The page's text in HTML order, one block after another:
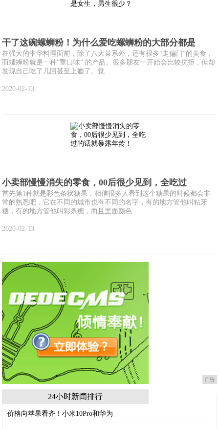
干了这碗螺蛳粉！为什么爱吃螺蛳粉的大部分都是
在强大的中华料理面前，除了八大菜系外，还有很多“走偏门”的美食，
而螺蛳粉就是一种“重口味” 的产品。很多朋友一开始会比较抗拒，但却
发现自己吃了几回甚至上瘾了。觉...
2020-02-13
小卖部慢慢消失的零食，00后很少见到，全吃过
首先第1种就是彩色条状糖果，相信很多人看到这个糖果的时候都会非
常的熟悉吧，它在不同的城市也有不同的名字，有的地方管他叫粘牙
糖，有的地方管他叫彩条糖，而且里面颜色...
2020-02-13
广告
24小时新闻排行
价格向苹果看齐！小米10Pro和华为